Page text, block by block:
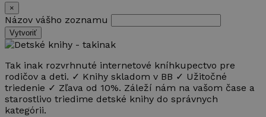
×
Názov vášho zoznamu
Vytvoriť
Tak inak rozvrhnuté internetové kníhkupectvo pre
rodičov a deti. ✓ Knihy skladom v BB ✓ Užitočné
triedenie ✓ Zľava od 10%. Záleží nám na vašom čase a
starostlivo triedime detské knihy do správnych
kategórii.